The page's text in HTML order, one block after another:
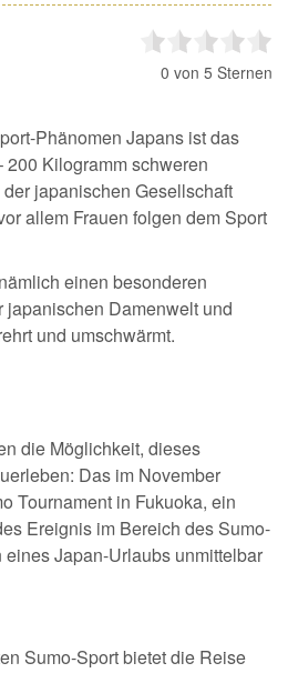
0 von 5 Sternen
Phänomen Japans ist das
Kilogramm schweren
japanischen Gesellschaft
allem Frauen folgen dem Sport
einen besonderen
japanischen Damenwelt und
und umschwärmt.
die Möglichkeit, dieses
Das im November
Tournament in Fukuoka, ein
Ereignis im Bereich des Sumo-
Japan-Urlaubs unmittelbar
Sumo-Sport bietet die Reise